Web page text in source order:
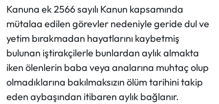
Kanuna ek 2566 sayılı Kanun kapsamında
mütalaa edilen görevler nedeniyle geride dul ve
yetim bırakmadan hayatlarını kaybetmiş
bulunan iştirakçilerle bunlardan aylık almakta
iken ölenlerin baba veya analarına muhtaç olup
olmadıklarına bakılmaksızın ölüm tarihini takip
eden aybaşından itibaren aylık bağlanır.